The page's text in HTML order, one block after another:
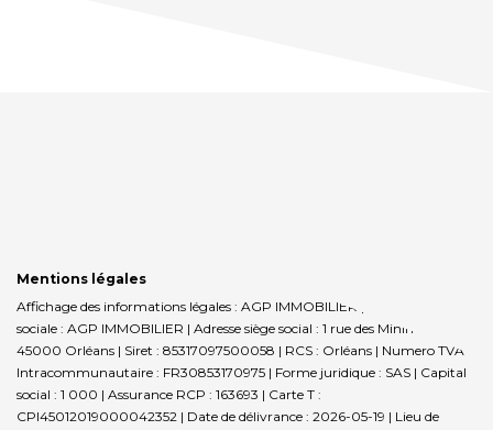
Mentions légales
Affichage des informations légales : AGP IMMOBILIER | Raison
sociale : AGP IMMOBILIER | Adresse siège social : 1 rue des Minimes -
45000 Orléans | Siret : 85317097500058 | RCS : Orléans | Numero TVA
Intracommunautaire : FR30853170975 | Forme juridique : SAS | Capital
social : 1 000 | Assurance RCP : 163693 | Carte T :
CPI45012019000042352 | Date de délivrance : 2026-05-19 | Lieu de